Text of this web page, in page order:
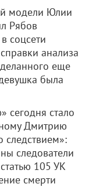
модели Юлии
Рябов
соцсети
анализа
еще
была
сегодня стало
Дмитрию
следствием»:
следователи
105 УК
смерти